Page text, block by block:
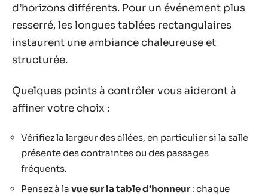
d’horizons différents. Pour un événement plus
resserré, les longues tablées rectangulaires
instaurent une ambiance chaleureuse et
structurée.
Quelques points à contrôler vous aideront à
affiner votre choix :
Vérifiez la largeur des allées, en particulier si la salle
présente des contraintes ou des passages
fréquents.
Pensez à la vue sur la table d’honneur: chaque